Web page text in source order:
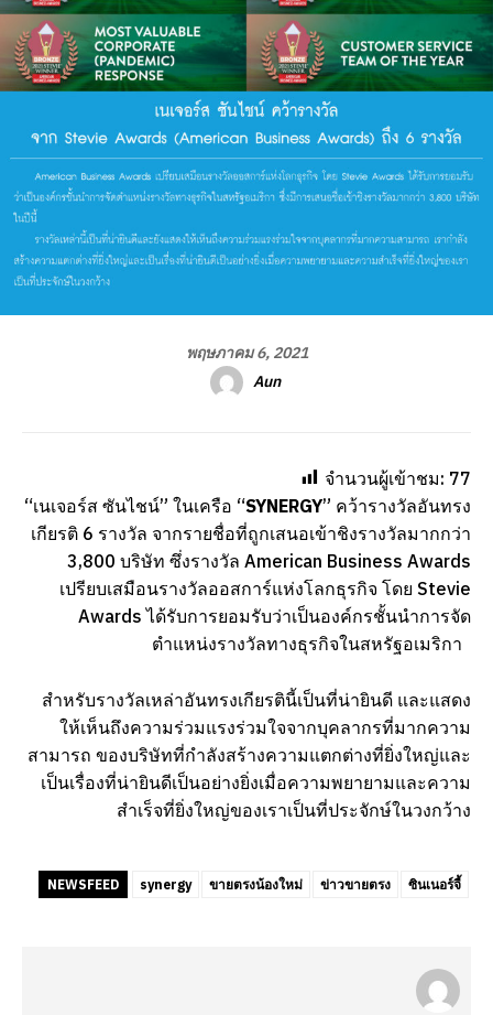
พฤษภาคม 6, 2021
Aun
จำนวนผู้เข้าชม: 77
“เนเจอร์ส ซันไชน์” ในเครือ “SYNERGY” คว้ารางวัลอันทรง
เกียรติ 6 รางวัล จากรายชื่อที่ถูกเสนอเข้าชิงรางวัลมากกว่า
3,800 บริษัท ซึ่งรางวัล American Business Awards
เปรียบเสมือนรางวัลออสการ์แห่งโลกธุรกิจ โดย Stevie
Awards ได้รับการยอมรับว่าเป็นองค์กรชั้นนำการจัด
ตำแหน่งรางวัลทางธุรกิจในสหรัฐอเมริกา
สำหรับรางวัลเหล่าอันทรงเกียรตินี้เป็นที่น่ายินดี และแสดง
ให้เห็นถึงความร่วมแรงร่วมใจจากบุคลากรที่มากความ
สามารถ ของบริษัทที่กำลังสร้างความแตกต่างที่ยิ่งใหญ่และ
เป็นเรื่องที่น่ายินดีเป็นอย่างยิ่งเมื่อความพยายามและความ
สำเร็จที่ยิ่งใหญ่ของเราเป็นที่ประจักษ์ในวงกว้าง
NEWSFEED synergy ขายตรงน้องใหม่ ข่าวขายตรง ซินเนอร์จี้